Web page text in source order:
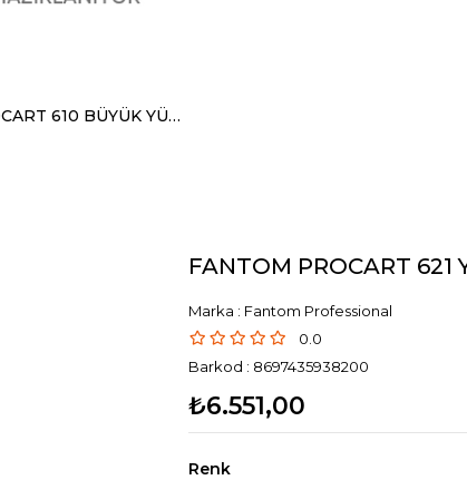
FANTOM PROCART 610 BÜYÜK YÜK TAŞIMA ARABASI
FANTOM PROCART 621
Marka : Fantom Professional
0.0
Barkod : 8697435938200
₺6.551,00
Renk